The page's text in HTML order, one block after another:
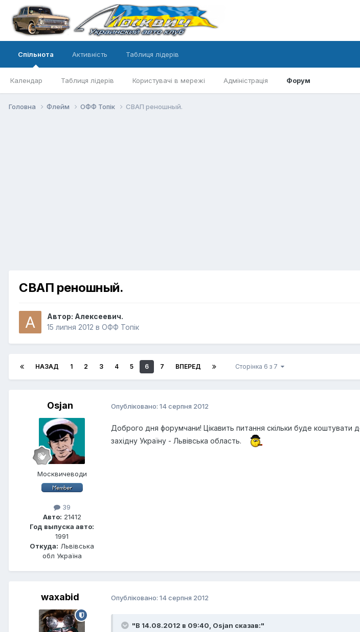
Спільнота
Календар Таблиця лідерів Користувачі в мережі Адміністрація Форум
Активність Таблиця лідерів
Головна Флейм ОФФ Топік СВАП реношный.
СВАП реношный.
Автор: Алексеевич.
15 липня 2012 в ОФФ Топік
НАЗАД 1 2 3 4 5 6 7 ВПЕРЕД Сторінка 6 з 7
Osjan
Москвичеводи
39
Авто: 21412
Год выпуска авто:
1991
Откуда: Львівська
обл Україна
Опубліковано: 14 серпня 2012
Доброго дня форумчани! Цікавить питання скільки буде коштувати
західну Україну - Львівська область.
waxabid Опубліковано: 14 серпня 2012
"В 14.08.2012 в 09:40, Osjan сказав:"